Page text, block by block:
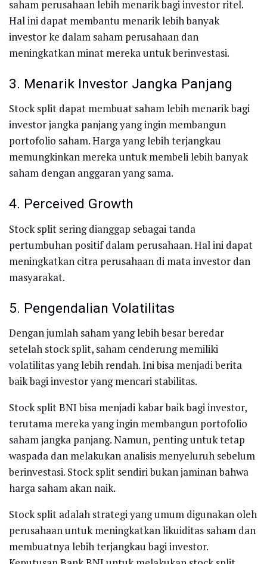
saham perusahaan lebih menarik bagi investor ritel.
Hal ini dapat membantu menarik lebih banyak
investor ke dalam saham perusahaan dan
meningkatkan minat mereka untuk berinvestasi.
3. Menarik Investor Jangka Panjang
Stock split dapat membuat saham lebih menarik bagi
investor jangka panjang yang ingin membangun
portofolio saham. Harga yang lebih terjangkau
memungkinkan mereka untuk membeli lebih banyak
saham dengan anggaran yang sama.
4. Perceived Growth
Stock split sering dianggap sebagai tanda
pertumbuhan positif dalam perusahaan. Hal ini dapat
meningkatkan citra perusahaan di mata investor dan
masyarakat.
5. Pengendalian Volatilitas
Dengan jumlah saham yang lebih besar beredar
setelah stock split, saham cenderung memiliki
volatilitas yang lebih rendah. Ini bisa menjadi berita
baik bagi investor yang mencari stabilitas.
Stock split BNI bisa menjadi kabar baik bagi investor,
terutama mereka yang ingin membangun portofolio
saham jangka panjang. Namun, penting untuk tetap
waspada dan melakukan analisis menyeluruh sebelum
berinvestasi. Stock split sendiri bukan jaminan bahwa
harga saham akan naik.
Stock split adalah strategi yang umum digunakan oleh
perusahaan untuk meningkatkan likuiditas saham dan
membuatnya lebih terjangkau bagi investor.